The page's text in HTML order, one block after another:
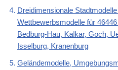
Dreidimensionale
Wettbewerbsmodelle für
Bedburg-Hau, Kalkar, Goch,
Isselburg, Kranenburg
Geländemodelle,